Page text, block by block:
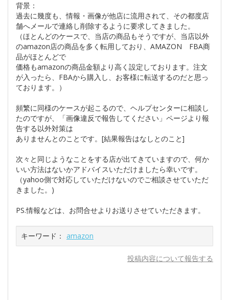
背景：
過去に幾度も、情報・画像が他店に流用されて、その都度店
舗へメールで連絡し削除するように要求してきました。
（ほとんどのケースで、当店の商品もそうですが、当店以外
のamazon店の商品を多く転用しており、AMAZON FBA商
品がほとんどで
価格もamazonの商品金額より高く設定しております。注文
が入ったら、FBAから購入し、お客様に転送するのだと思っ
ております。）
頻繁に同様のケースが起こるので、ヘルプセンターに相談し
たのですが、「画像違反で報告してください」ページより報
告する以外対策は
ありませんとのことです。[結果報告はなしとのこと]
次々と同じようなことをする店が出てきていますので、何か
いい方法はないかアドバイスいただけましたら幸いです。
（yahoo側で対応していただけないのでご相談させていただ
きました。)
PS.情報などは、お問合せよりお送りさせていただきます。
キーワード： amazon
投稿内容について報告する